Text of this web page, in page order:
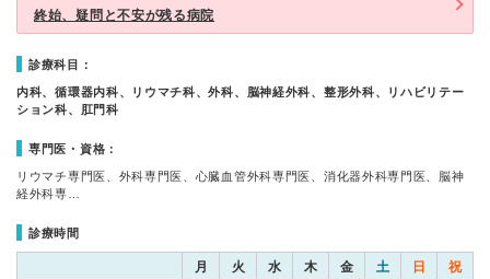
終始、疑問と不安が残る病院
診療科目：
内科、循環器内科、リウマチ科、外科、脳神経外科、整形外科、リハビリテー
ション科、肛門科
専門医・資格：
リウマチ専門医、外科専門医、心臓血管外科専門医、消化器外科専門医、脳神
経外科専…
診療時間
月 火 水 木 金 土 日 祝